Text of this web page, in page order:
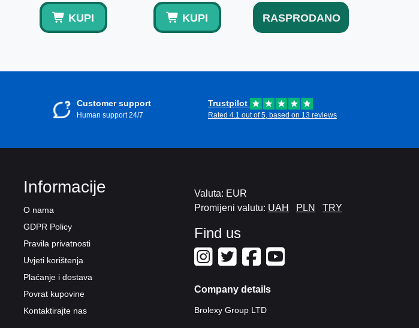
KUPI KUPI RASPRODANO
Customer support
Human support 24/7
Trustpilot
Rated 4.1 out of 5, based on 13 reviews
Informacije
O nama
GDPR Policy
Pravila privatnosti
Uvjeti korištenja
Plaćanje i dostava
Povrat kupovine
Kontaktirajte nas
Valuta: EUR
Promijeni valutu: UAH PLN TRY
Find us
Company details
Brolexy Group LTD